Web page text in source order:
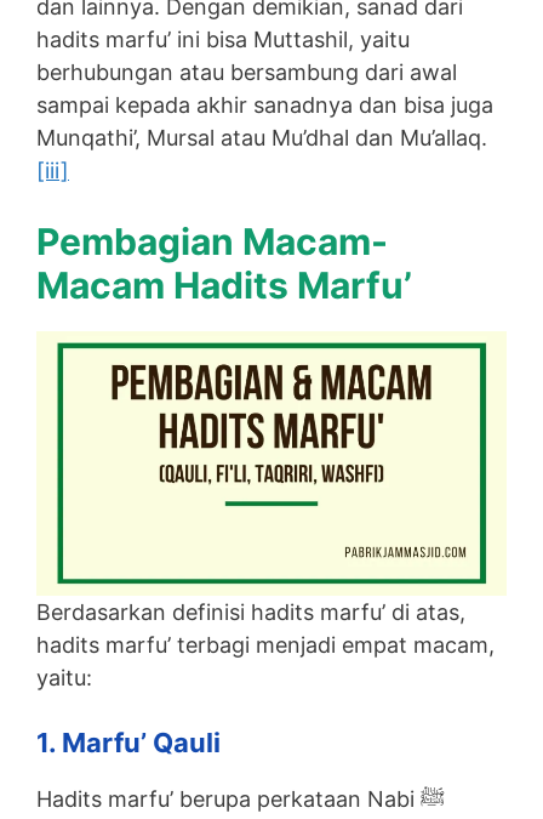
dan lainnya. Dengan demikian, sanad dari
hadits marfu’ ini bisa Muttashil, yaitu
berhubungan atau bersambung dari awal
sampai kepada akhir sanadnya dan bisa juga
Munqathi’, Mursal atau Mu’dhal dan Mu’allaq.
[iii]
Pembagian Macam-
Macam Hadits Marfu’
Berdasarkan definisi hadits marfu’ di atas,
hadits marfu’ terbagi menjadi empat macam,
yaitu:
1. Marfu’ Qauli
Hadits marfu’ berupa perkataan Nabi ﷺ